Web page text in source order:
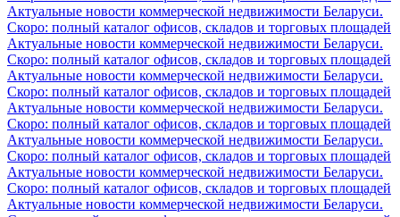
Актуальные новости коммерческой недвижимости Беларуси.
Скоро: полный каталог офисов, складов и торговых площадей
Актуальные новости коммерческой недвижимости Беларуси.
Скоро: полный каталог офисов, складов и торговых площадей
Актуальные новости коммерческой недвижимости Беларуси.
Скоро: полный каталог офисов, складов и торговых площадей
Актуальные новости коммерческой недвижимости Беларуси.
Скоро: полный каталог офисов, складов и торговых площадей
Актуальные новости коммерческой недвижимости Беларуси.
Скоро: полный каталог офисов, складов и торговых площадей
Актуальные новости коммерческой недвижимости Беларуси.
Скоро: полный каталог офисов, складов и торговых площадей
Актуальные новости коммерческой недвижимости Беларуси.